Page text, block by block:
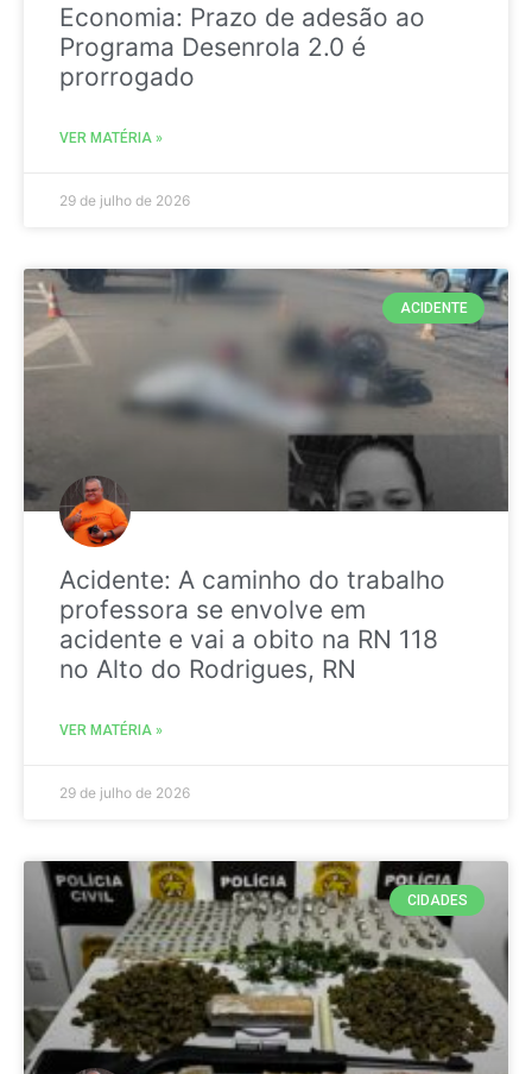
Economia: Prazo de adesão ao
Programa Desenrola 2.0 é
prorrogado
VER MATÉRIA »
29 de julho de 2026
ACIDENTE
Acidente: A caminho do trabalho
professora se envolve em
acidente e vai a obito na RN 118
no Alto do Rodrigues, RN
VER MATÉRIA »
29 de julho de 2026
CIDADES